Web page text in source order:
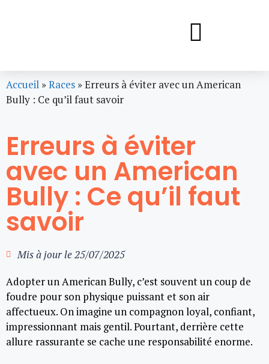
Accueil »Races »Erreurs à éviter avec un American
Bully : Ce qu’il faut savoir
Erreurs à éviter
avec un American
Bully : Ce qu’il faut
savoir
Mis à jour le25/07/2025
Adopter un American Bully, c’est souvent un coup de
foudre pour son physique puissant et son air
affectueux. On imagine un compagnon loyal, confiant,
impressionnant mais gentil. Pourtant, derrière cette
allure rassurante se cache une responsabilité enorme.